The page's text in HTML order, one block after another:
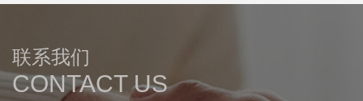
联系我们
CONTACT US